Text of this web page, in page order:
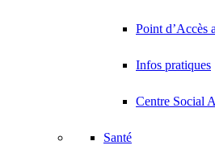
Point d’Accès
Infos pratiques
Centre Social
Santé